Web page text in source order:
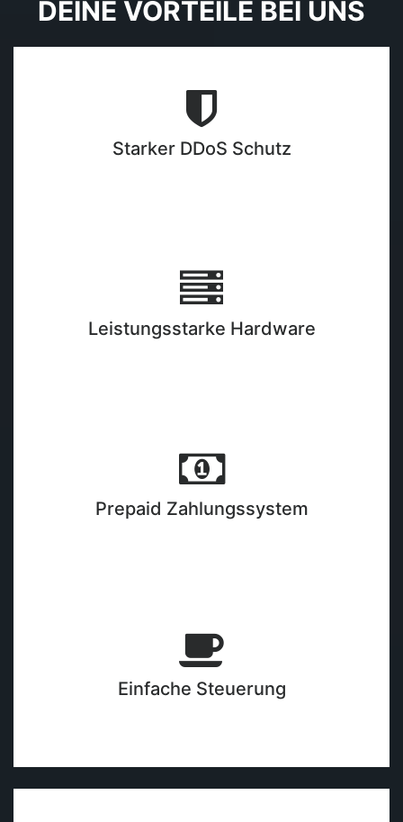
DEINE VORTEILE BEI UNS
Starker DDoS Schutz
Leistungsstarke Hardware
Prepaid Zahlungssystem
Einfache Steuerung